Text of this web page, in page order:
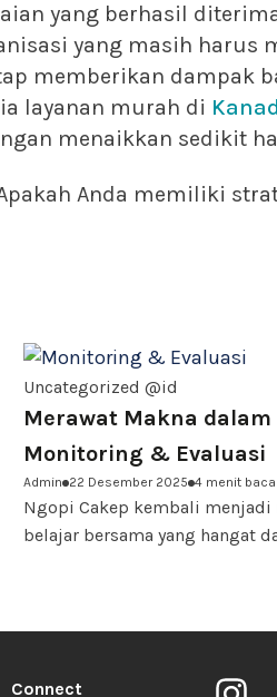
yang berhasil
yang masih harus
memberikan dampak
layanan murah di
menaikkan sedikit
Anda memiliki
Uncategorized @id
Merawat Makna dalam
Monitoring & Evaluasi
Admin 22 Desember 2025 4 menit baca
Ngopi Cakep kembali menjadi
belajar bersama yang hangat
Connect